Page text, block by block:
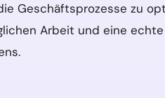
Geschäftsprozesse zu
Arbeit und eine